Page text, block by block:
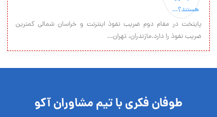
پایتخت در مقام دوم ضریب نفوذ اینترنت و خراسان شمالی کمترین
ضریب نفوذ را دارد.مازندران، تهران...
طوفان فکری با تیم مشاوران آکو